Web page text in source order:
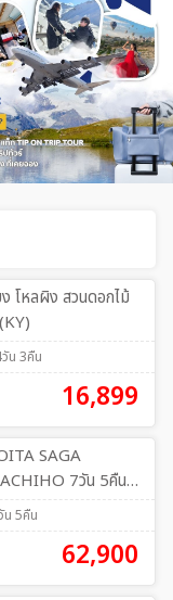
โหลผิง สวนดอกไม้
น 3คืน
16,899
SAGA
7วัน 5คืน
น 5คืน
62,900